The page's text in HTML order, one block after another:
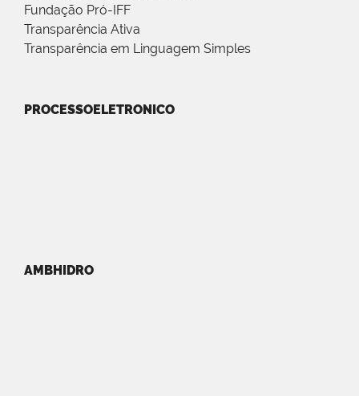
Fundação Pró-IFF
Transparência Ativa
Transparência em Linguagem Simples
PROCESSOELETRONICO
AMBHIDRO